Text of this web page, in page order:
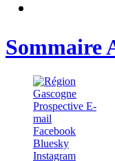
Sommaire